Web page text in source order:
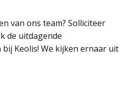
van ons team? Solliciteer
de uitdagende
Keolis! We kijken ernaar uit